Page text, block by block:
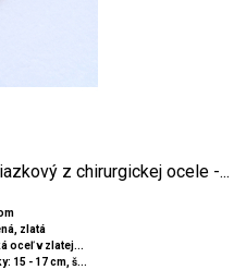
z chirurgickej ocele -...
zlatá
oceľ v zlatej...
15 - 17 cm, š...